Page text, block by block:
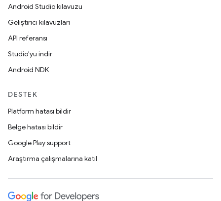
Android Studio kılavuzu
Geliştirici kılavuzları
API referansı
Studio'yu indir
Android NDK
DESTEK
Platform hatası bildir
Belge hatası bildir
Google Play support
Araştırma çalışmalarına katıl